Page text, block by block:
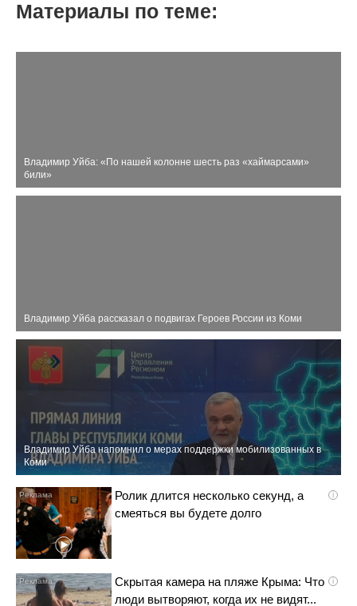
Материалы по теме:
Владимир Уйба: «По нашей колонне шесть раз «хаймарсами»
били»
Владимир Уйба рассказал о подвигах Героев России из Коми
Владимир Уйба напомнил о мерах поддержки мобилизованных в
Коми
i
Ролик длится несколько секунд, а
смеяться вы будете долго
i
Скрытая камера на пляже Крыма: Что
люди вытворяют, когда их не видят...